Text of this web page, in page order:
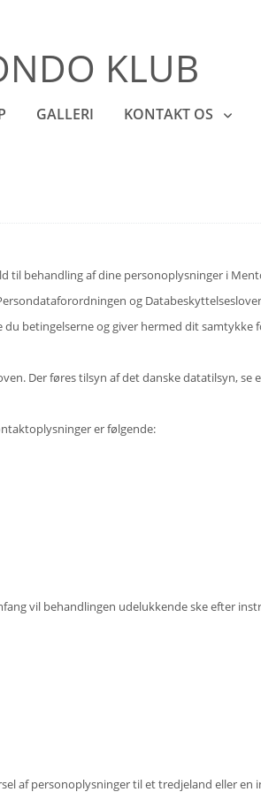
KLUB
GALLERI KONTAKT OS
til behandling af dine personoplysninger i
og
betingelserne og giver hermed dit
Der føres tilsyn af det danske datatilsyn, se
er følgende:
vil behandlingen udelukkende ske efter
af personoplysninger til et tredjeland eller